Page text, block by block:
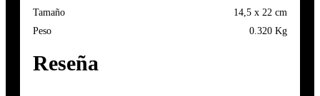
Tamaño
14,5 x 22 cm
Peso
0.320 Kg
Reseña